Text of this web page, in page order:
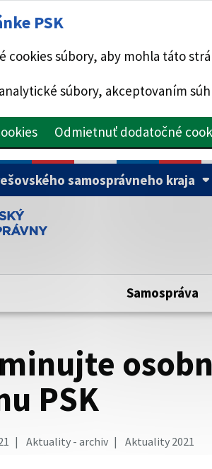
PSK
cookies súbory, aby mohla táto
súbory, akceptovaním
Odmietnuť dodatočné
samosprávneho kraja
stránka Prešovského
Samospráva
PSK
Aktuality - archiv Aktuality 2021